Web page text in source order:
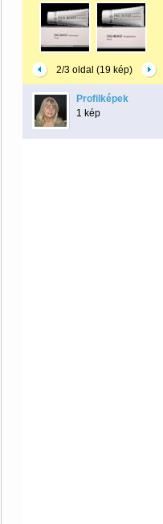
2/3 oldal (19 kép)
Profilképek
1 kép